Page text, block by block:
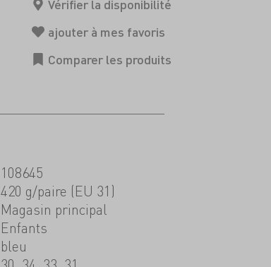
108645
420 g/paire (EU 31)
Magasin principal
Enfants
bleu